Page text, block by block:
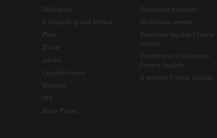
Alfaliquid
E Liquide grand format
Pulp
D'lice
swoke
Liquide divers
Matériel
DIY
Bons Plans
Nouveaux produits
Meilleures ventes
Mentions légales France
liquide
Conditions d'utilisation
France liquide
A propos France liquide